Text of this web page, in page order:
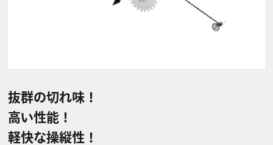
抜群の切れ味！
高い性能！
軽快な操縦性！